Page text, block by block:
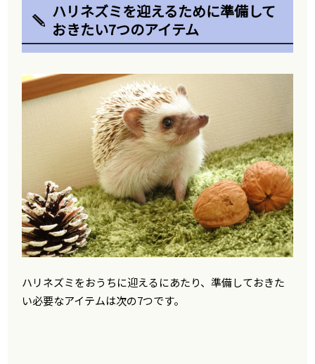
ハリネズミを迎えるために準備して
おきたい7つのアイテム
ハリネズミをおうちに迎えるにあたり、準備しておきた
い必要なアイテムは次の7つです。